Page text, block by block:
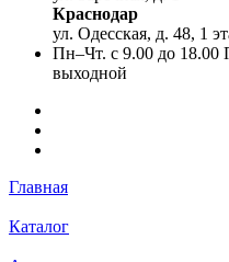
Краснодар
ул. Одесская, д. 48, 1
Пн–Чт. с 9.00 до
выходной
Главная
Каталог